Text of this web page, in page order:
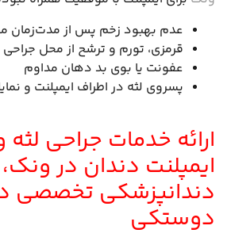
عدم بهبود زخم پس از مدت‌زمان
قرمزی، تورم و ترشح از محل جراحی
عفونت یا بوی بد دهان مداوم
پسروی لثه در اطراف ایمپلنت و
ارائه خدمات جراحی
ایمپلنت دندان در ونک،
دندانپزشکی تخصصی
دوستکی